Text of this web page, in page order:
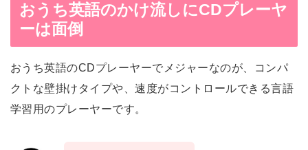
おうち英語のかけ流しにCDプレーヤ
ーは面倒
おうち英語のCDプレーヤーでメジャーなのが、コンパ
クトな壁掛けタイプや、速度がコントロールできる言語
学習用のプレーヤーです。